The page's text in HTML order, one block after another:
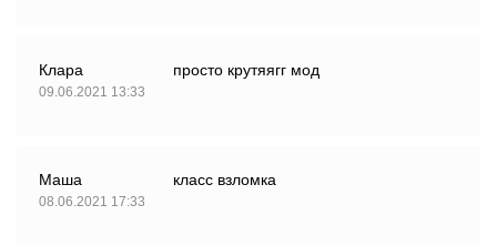
Клара
09.06.2021 13:33
просто крутяягг мод
Маша
08.06.2021 17:33
класс взломка